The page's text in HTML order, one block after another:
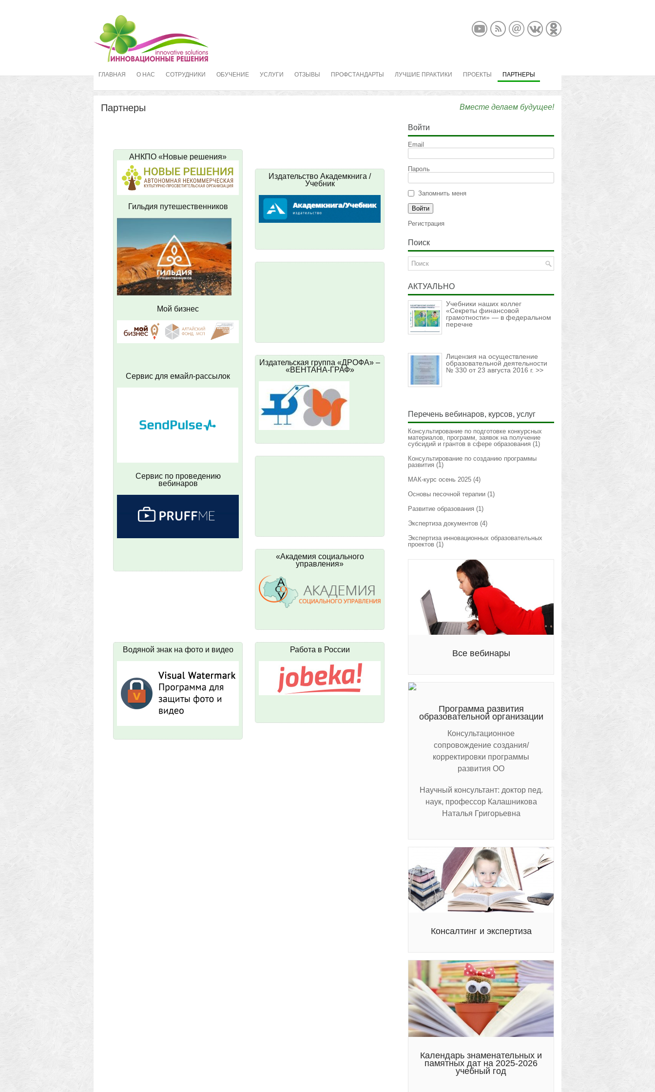
ГЛАВНАЯ О НАС СОТРУДНИКИ ОБУЧЕНИЕ УСЛУГИ ОТЗЫВЫ ПРОФСТАНДАРТЫ ЛУЧШИЕ ПРАКТИКИ ПРОЕКТЫ ПАРТНЕРЫ
Партнеры
АНКПО «Новые решения»
Гильдия путешественников
Мой бизнес
Сервис для емайл-рассылок
Сервис по проведению
вебинаров
Издательство Академкнига /
Учебник
Издательская группа «ДРОФА» –
«ВЕНТАНА-ГРАФ»
«Академия социального
управления»
Водяной знак на фото и видео Работа в России
Вместе делаем будущее!
Войти
Email
Пароль
Запомнить меня
Регистрация
Поиск
АКТУАЛЬНО
Учебники наших коллег
«Секреты финансовой
грамотности» — в федеральном
перечне
Лицензия на осуществление
образовательной деятельности
№ 330 от 23 августа 2016 г. >>
Перечень вебинаров, курсов, услуг
Консультирование по подготовке конкурсных
материалов, программ, заявок на получение
субсидий и грантов в сфере образования (1)
Консультирование по созданию программы
развития (1)
МАК-курс осень 2025 (4)
Основы песочной терапии (1)
Развитие образования (1)
Экспертиза документов (4)
Экспертиза инновационных образовательных
проектов (1)
Все вебинары
Программа развития
образовательной организации
Консультационное
сопровождение создания/
корректировки программы
развития ОО
Научный консультант: доктор пед.
наук, профессор Калашникова
Наталья Григорьевна
Консалтинг и экспертиза
Календарь знаменательных и
памятных дат на 2025-2026
учебный год